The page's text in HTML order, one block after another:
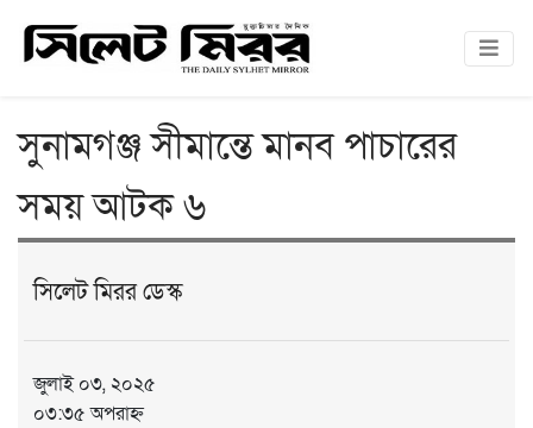
সুনামগঞ্জ সীমান্তে মানব পাচারের
সময় আটক ৬
সিলেট মিরর ডেস্ক
জুলাই ০৩, ২০২৫
০৩:৩৫ অপরাহ্ন